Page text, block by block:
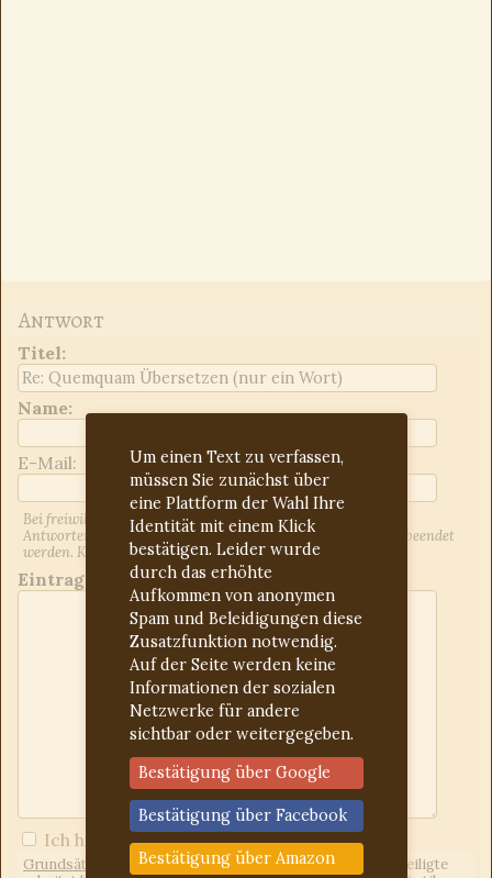
Um einen Text zu verfassen,
müssen Sie zunächst über
eine Plattform der Wahl Ihre
Identität mit einem Klick
bestätigen. Leider wurde
durch das erhöhte
Aufkommen von anonymen
Spam und Beleidigungen diese
Zusatzfunktion notwendig.
Auf der Seite werden keine
Informationen der sozialen
Netzwerke für andere
sichtbar oder weitergegeben.
Bestätigung über Google
Bestätigung über Facebook
Bestätigung über Amazon
Antwort
Titel:
Name:
E-Mail:
Bei freiwilliger Angabe der E-Mail-Adresse werden Sie über
Antworten auf Ihren Beitrag informiert. Dies kann jederzeit beendet
werden. Kontrollieren Sie ggf. den Spam-Ordner.
Eintrag:
Ich habe dieForumregelngelesen
Grundsätzliches:
Wir sind ein freies Forum, d.h. jeder Beteiligte